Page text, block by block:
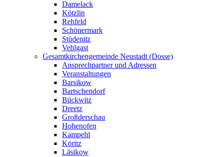
Damelack
Kötzlin
Rehfeld
Schönermark
Stüdenitz
Vehlgast
Gesamtkirchengemeinde Neustadt (Dosse)
Ansprechpartner und Adressen
Veranstaltungen
Barsikow
Bartschendorf
Bückwitz
Dreetz
Großderschau
Hohenofen
Kampehl
Köritz
Läsikow